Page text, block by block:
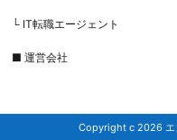
└ IT転職エージェント
■ 運営会社
Copyright c 2026 エ